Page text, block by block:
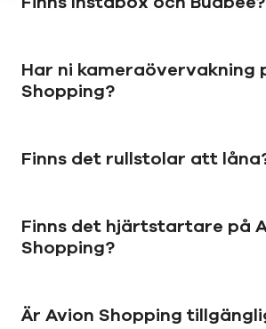
Har ni kameraövervakning
Shopping?
Finns det rullstolar att
Finns det hjärtstartare på
Shopping?
Är Avion Shopping